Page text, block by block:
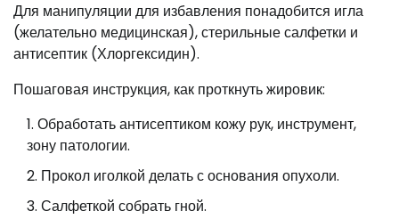
Для манипуляции для избавления понадобится игла
(желательно медицинская), стерильные салфетки и
антисептик (Хлоргексидин).
Пошаговая инструкция, как проткнуть жировик:
Обработать антисептиком кожу рук, инструмент,
зону патологии.
Прокол иголкой делать с основания опухоли.
Салфеткой собрать гной.